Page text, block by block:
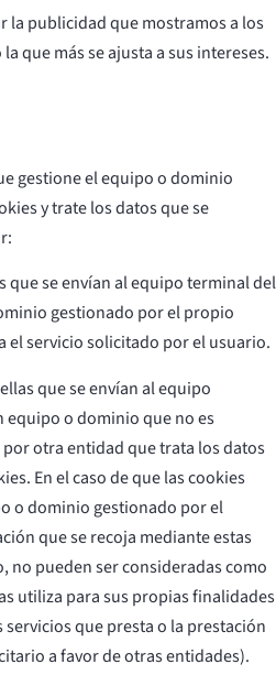
la publicidad que mostramos a los
que más se ajusta a sus intereses.
gestione el equipo o dominio
y trate los datos que se
que se envían al equipo terminal del
gestionado por el propio
el servicio solicitado por el usuario.
que se envían al equipo
o dominio que no es
otra entidad que trata los datos
En el caso de que las cookies
o dominio gestionado por el
que se recoja mediante estas
no pueden ser consideradas como
utiliza para sus propias finalidades
que presta o la prestación
a favor de otras entidades).